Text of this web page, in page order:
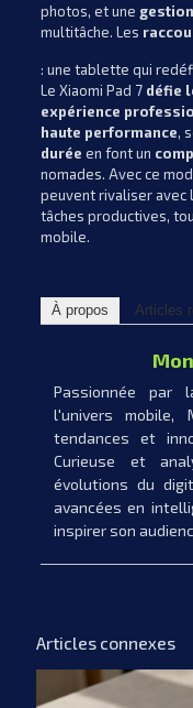
photos, et une
multitâche. Les
: une tablette qui
Le Xiaomi Pad 7 défie
expérience
haute performance,
durée en font un
nomades. Avec ce
peuvent rivaliser
tâches productives,
mobile.
À propos Articles
Passionnée par
l'univers mobile,
tendances et
Curieuse et
évolutions du
avancées en
inspirer son
Articles connexes